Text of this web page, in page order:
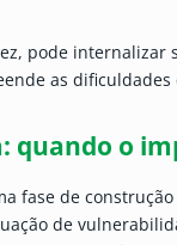
pode
as
quando o
fase de
de